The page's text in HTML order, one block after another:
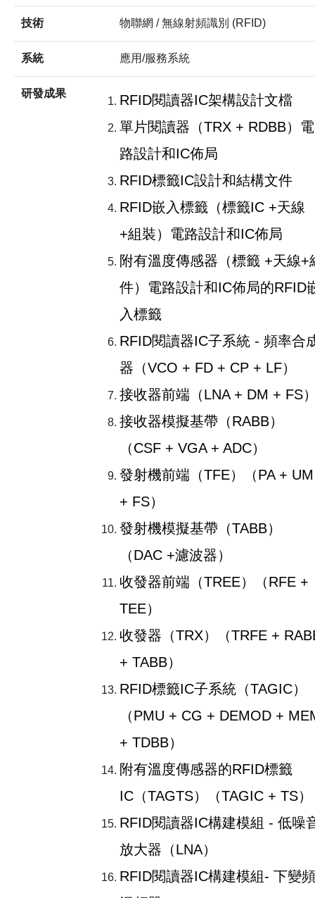
技術 物聯網 / 無線射頻識別 (RFID)
系統 應用/服務系統
研發成果
RFID閱讀器IC架構設計文檔
單片閱讀器（TRX + RDBB）電
路設計和IC佈局
RFID標籤IC設計和結構文件
RFID嵌入標籤（標籤IC +天線
+組裝）電路設計和IC佈局
附有溫度傳感器（標籤 +天線+
件）電路設計和IC佈局的RFID
入標籤
RFID閱讀器IC子系統 - 頻率合
器（VCO + FD + CP + LF）
接收器前端（LNA + DM + FS
接收器模擬基帶（RABB）
（CSF + VGA + ADC）
發射機前端（TFE）（PA + UM
+ FS）
發射機模擬基帶（TABB）
（DAC +濾波器）
收發器前端（TREE）（RFE +
TEE）
收發器（TRX）（TRFE +
+ TABB）
RFID標籤IC子系統（TAGIC）
（PMU + CG + DEMOD +
+ TDBB）
附有溫度傳感器的RFID標籤
IC（TAGTS）（TAGIC + TS）
RFID閱讀器IC構建模組 - 低噪
放大器（LNA）
RFID閱讀器IC構建模組- 下變頻